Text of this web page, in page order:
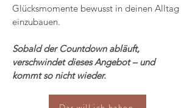
Glücksmomente bewusst in deinen Alltag
einzubauen.
Sobald der Countdown abläuft,
verschwindet dieses Angebot – und
kommt so nicht wieder.